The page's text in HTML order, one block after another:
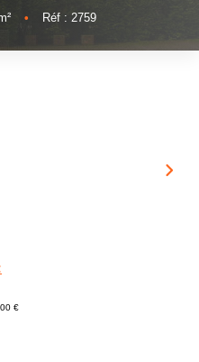
• Réf : 2759
€